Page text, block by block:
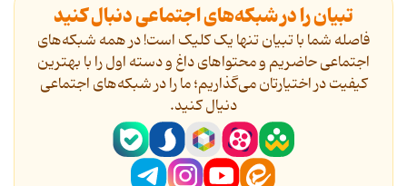
تبیان را در شبکه‌های اجتماعی دنبال کنید
فاصله شما با تبیان تنها یک کلیک است! در همه شبکه‌های
اجتماعی حاضریم و محتواهای داغ و دسته اول را با بهترین
کیفیت در اختیارتان می‌گذاریم؛ ما را در شبکه‌های اجتماعی
دنیال کنید.